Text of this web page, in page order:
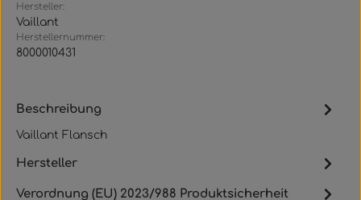
Hersteller:
Vaillant
Herstellernummer:
8000010431
Beschreibung
Vaillant Flansch
Hersteller
Verordnung (EU) 2023/988 Produktsicherheit